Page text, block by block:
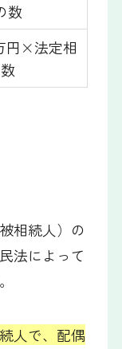
数
円×法定相
相続人）の
法によって
人で、配偶